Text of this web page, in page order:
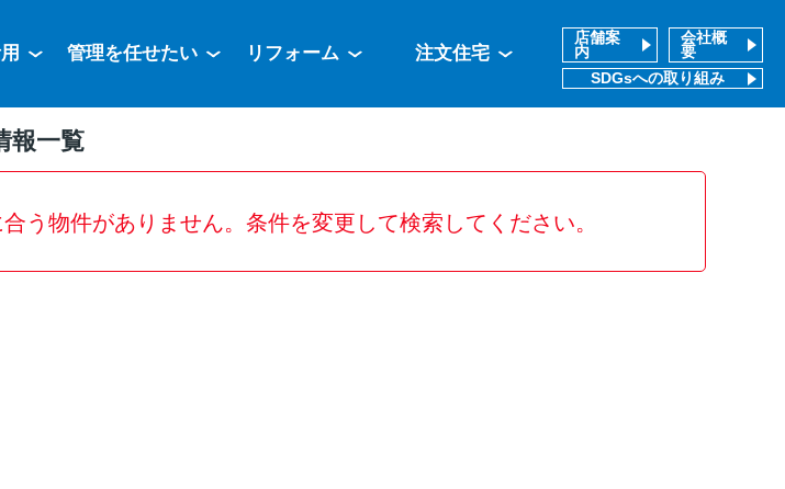
管理を任せたい リフォーム 注文住宅
店舗案
内
会社概
要
SDGsへの取り組み
報一覧
う物件がありません。条件を変更して検索してください。